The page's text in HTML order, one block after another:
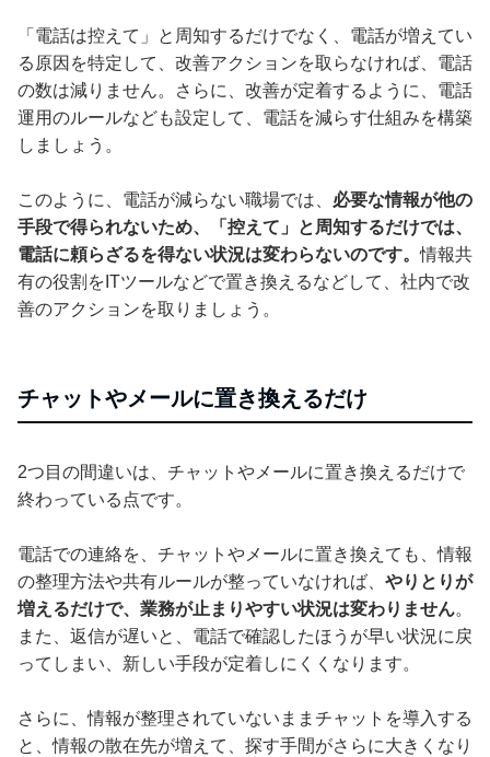
「電話は控えて」と周知するだけでなく、電話が増えてい
る原因を特定して、改善アクションを取らなければ、電話
の数は減りません。さらに、改善が定着するように、電話
運用のルールなども設定して、電話を減らす仕組みを構築
しましょう。
このように、電話が減らない職場では、 必要な情報が他の
手段で得られないため、「控えて」と周知するだけでは、
電話に頼らざるを得ない状況は変わらないのです。情報共
有の役割をITツールなどで置き換えるなどして、社内で改
善のアクションを取りましょう。
チャットやメールに置き換えるだけ
2つ目の間違いは、チャットやメールに置き換えるだけで
終わっている点です。
電話での連絡を、チャットやメールに置き換えても、情報
の整理方法や共有ルールが整っていなければ、 やりとりが
増えるだけで、業務が止まりやすい状況は変わりません。
また、返信が遅いと、電話で確認したほうが早い状況に戻
ってしまい、新しい手段が定着しにくくなります。
さらに、情報が整理されていないままチャットを導入する
と、情報の散在先が増えて、探す手間がさらに大きくなり